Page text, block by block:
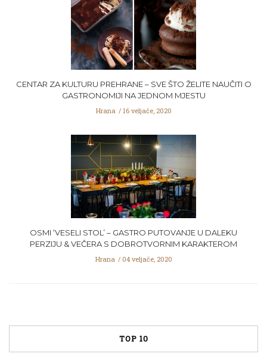
CENTAR ZA KULTURU PREHRANE – SVE ŠTO ŽELITE NAUČITI O
GASTRONOMIJI NA JEDNOM MJESTU
Hrana 16 veljače, 2020
OSMI ‘VESELI STOL’ – GASTRO PUTOVANJE U DALEKU
PERZIJU & VEČERA S DOBROTVORNIM KARAKTEROM
Hrana 04 veljače, 2020
TOP 10